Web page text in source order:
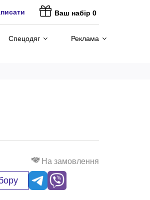
Ваш набір 0
Спецодяг Реклама
На замовлення